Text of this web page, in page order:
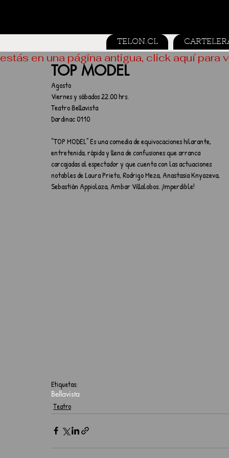
TELON.CL
TOP MODEL
Agosto
Viernes y sábados 22.00 hrs.
Dardinac 0110
“TOP MODEL” Es una comedia de equivocaciones hilarante,
entretenida, rápida y llena de confusiones que arranca
carcajadas al espectador y que cuenta con las actuaciones
notables de Laura Prieto, Rodrigo Meza, Anastasia Knyazeva,
Sebastián Appiolaza, Ambar Villalobos. ¡Imperdible!
Etiquetas:
Bellavista
Teatro
estás en una página antigua, click aquí para